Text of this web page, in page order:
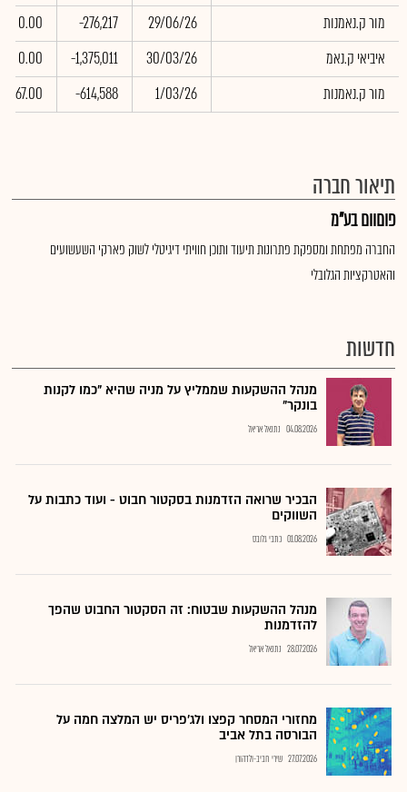
מור ק.נאמנות
29/06/26
-276,217
0.00
איביאי ק.נאמ
30/03/26
-1,375,011
0.00
מור ק.נאמנות
1/03/26
-614,588
67.00
תיאור חברה
פוםוום בע"מ
החברה מפתחת ומספקת פתרונות תיעוד ותוכן חוויתי דיגיטלי לשוק פארקי השעשועים
והאטרקציות הגלובלי
חדשות
מנהל ההשקעות שממליץ על מניה שהיא "כמו לקנות
בונקר"
04.08.2026 נתנאל אריאל
הבכיר שרואה הזדמנות בסקטור חבוט - ועוד כתבות על
השווקים
01.08.2026 כתבי גלובס
מנהל ההשקעות שבטוח: זה הסקטור החבוט שהפך
להזדמנות
28.07.2026 נתנאל אריאל
מחזורי המסחר קפצו ולג'פריס יש המלצה חמה על
הבורסה בתל אביב
27.07.2026 שירי חביב-ולדהורן